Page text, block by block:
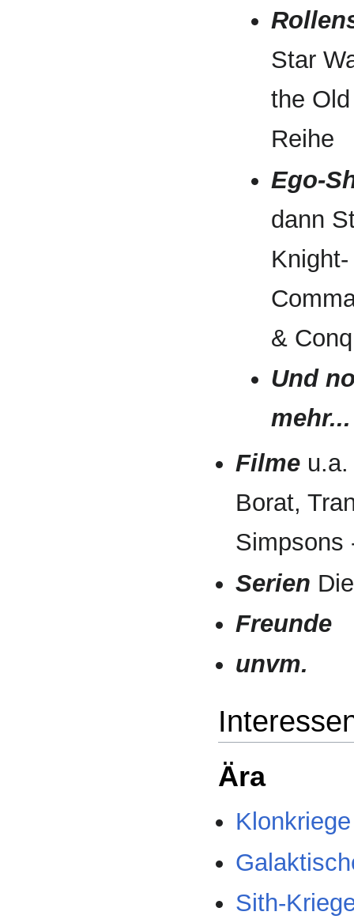
Star
the
Reihe
Ego-
dann
&
Und
mehr...
Filme
Borat,
Simpsons
Serien
Freunde
unvm.
Ära
Klonkriege
Sith-